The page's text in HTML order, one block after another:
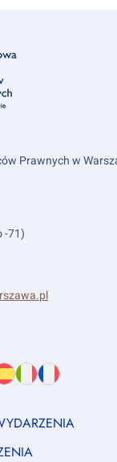
Prawnych w
-71)
ES
About
IT
About
FR
About